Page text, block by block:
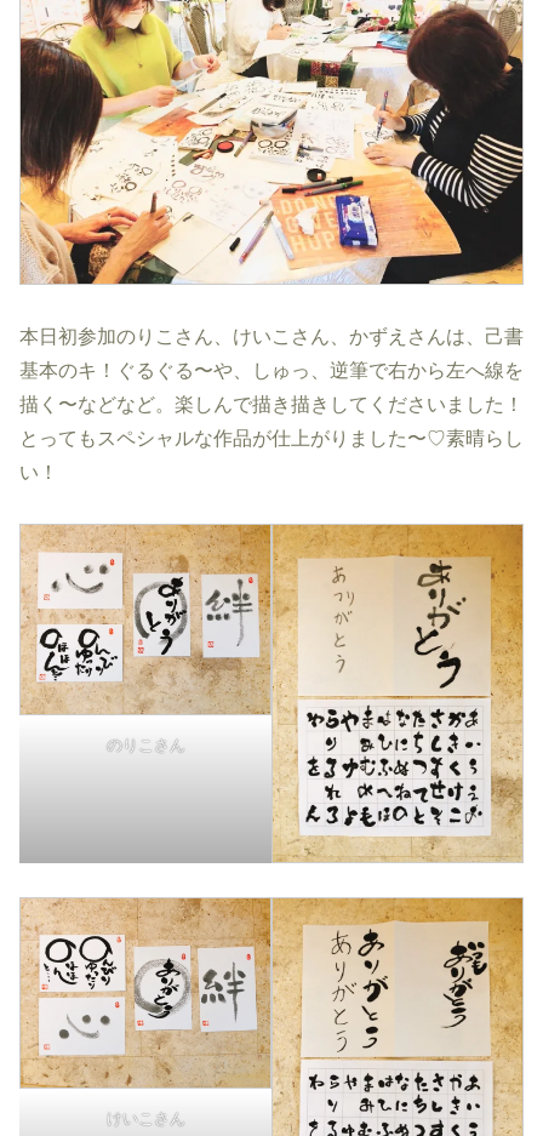
本日初参加のりこさん、けいこさん、かずえさんは、己書
基本のキ！ぐるぐる〜や、しゅっ、逆筆で右から左へ線を
描く〜などなど。楽しんで描き描きしてくださいました！
とってもスペシャルな作品が仕上がりました〜♡素晴らし
い！
のりこさん
けいこさん